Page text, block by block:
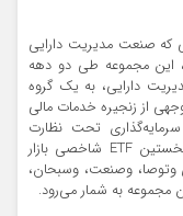
۱۳۸۳ آغاز کرد؛ زمانی که صنعت مدیریت دارایی
این مجموعه طی دو دهه
دارایی، به یک گروه
از زنجیره خدمات مالی
تحت نظارت
اتحادیه اروپا توسط یک نهاد ایرانی و تأسیس نخستین ETF شاخصی بازار
وتوصا، وصنعت، وسبحان،
مجموعه به شمار می‌رود.